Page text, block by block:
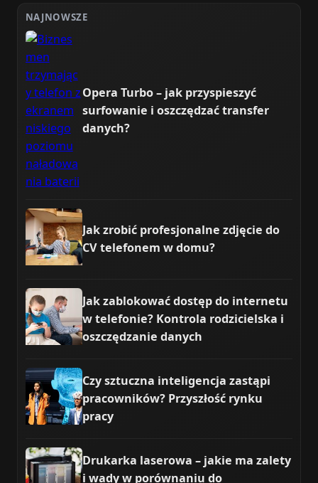
NAJNOWSZE
Opera Turbo – jak przyspieszyć
surfowanie i oszczędzać transfer
danych?
Jak zrobić profesjonalne zdjęcie do
CV telefonem w domu?
Jak zablokować dostęp do internetu
w telefonie? Kontrola rodzicielska i
oszczędzanie danych
Czy sztuczna inteligencja zastąpi
pracowników? Przyszłość rynku
pracy
Drukarka laserowa – jakie ma zalety
i wady w porównaniu do